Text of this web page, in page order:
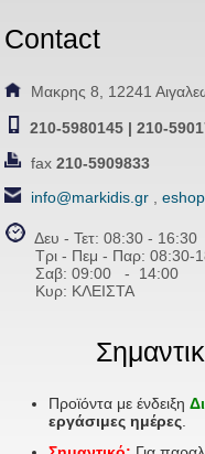
Contact
Μακρης 8, 12241
210-5980145 | 210-
fax210-5909833
info@markidis.gr ,
Δευ - Τετ: 08:30 - 16:30
Τρι - Πεμ - Παρ: 08:30-
Σαβ:09:00 - 14:00
Κυρ: ΚΛΕΙΣΤΑ
Προϊόντα με ένδειξη
εργάσιμες ημέρες